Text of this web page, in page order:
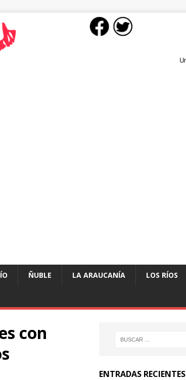
ÑUBLE LA ARAUCANÍA LOS RÍOS
con
ENTRADAS RECIENTES